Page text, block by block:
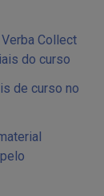
Collect
do curso
de curso no